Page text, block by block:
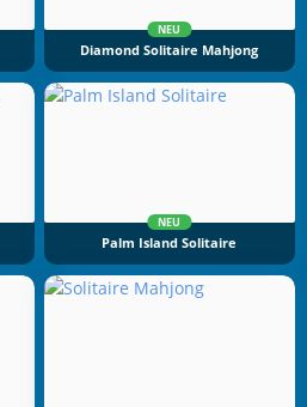
NEU
Diamond Solitaire Mahjong
NEU
Palm Island Solitaire